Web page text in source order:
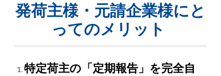
発荷主様・元請企業様にと
ってのメリット
特定荷主の「定期報告」を完全自